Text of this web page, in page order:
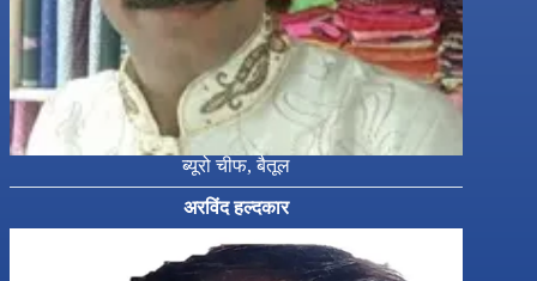
ब्यूरो चीफ, बैतूल
अरविंद हल्दकार